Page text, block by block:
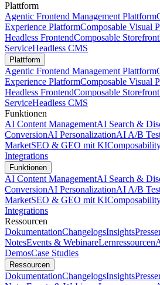
Plattform
Agentic Frontend Management Plattform
Experience PlatformComposable Visual
Headless FrontendComposable Storefront
ServiceHeadless CMS
Plattform
Agentic Frontend Management Plattform
Experience PlatformComposable Visual
Headless FrontendComposable Storefront
ServiceHeadless CMS
Funktionen
AI Content ManagementAI Search &
ConversionAI PersonalizationAI A/B
MarketSEO & GEO mit KI
Integrations
Funktionen
AI Content ManagementAI Search &
ConversionAI PersonalizationAI A/B
MarketSEO & GEO mit KI
Integrations
Ressourcen
DokumentationChangelogsInsights
NotesEvents & WebinareLernressourcen
DemosCase Studies
Ressourcen
DokumentationChangelogsInsights